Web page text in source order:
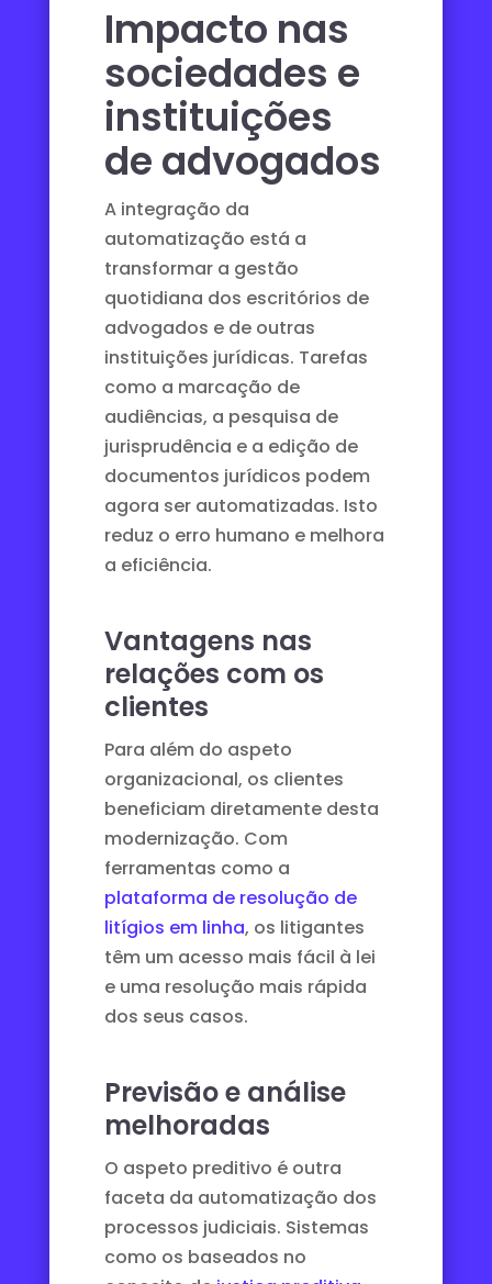
Impacto nas
sociedades e
instituições
de advogados
A integração da
automatização está a
transformar a gestão
quotidiana dos escritórios de
advogados e de outras
instituições jurídicas. Tarefas
como a marcação de
audiências, a pesquisa de
jurisprudência e a edição de
documentos jurídicos podem
agora ser automatizadas. Isto
reduz o erro humano e melhora
a eficiência.
Vantagens nas
relações com os
clientes
Para além do aspeto
organizacional, os clientes
beneficiam diretamente desta
modernização. Com
ferramentas como a
plataforma de resolução de
litígios em linha, os litigantes
têm um acesso mais fácil à lei
e uma resolução mais rápida
dos seus casos.
Previsão e análise
melhoradas
O aspeto preditivo é outra
faceta da automatização dos
processos judiciais. Sistemas
como os baseados no